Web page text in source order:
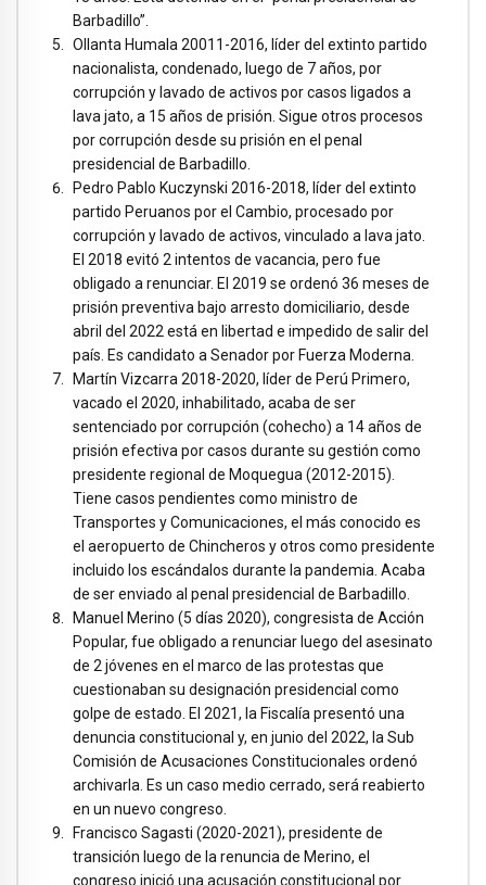
Barbadillo”.
Ollanta Humala 20011-2016, líder del extinto partido
nacionalista, condenado, luego de 7 años, por
corrupción y lavado de activos por casos ligados a
lava jato, a 15 años de prisión. Sigue otros procesos
por corrupción desde su prisión en el penal
presidencial de Barbadillo.
Pedro Pablo Kuczynski 2016-2018, líder del extinto
partido Peruanos por el Cambio, procesado por
corrupción y lavado de activos, vinculado a lava jato.
El 2018 evitó 2 intentos de vacancia, pero fue
obligado a renunciar. El 2019 se ordenó 36 meses de
prisión preventiva bajo arresto domiciliario, desde
abril del 2022 está en libertad e impedido de salir del
país. Es candidato a Senador por Fuerza Moderna.
Martín Vizcarra 2018-2020, líder de Perú Primero,
vacado el 2020, inhabilitado, acaba de ser
sentenciado por corrupción (cohecho) a 14 años de
prisión efectiva por casos durante su gestión como
presidente regional de Moquegua (2012-2015).
Tiene casos pendientes como ministro de
Transportes y Comunicaciones, el más conocido es
el aeropuerto de Chincheros y otros como presidente
incluido los escándalos durante la pandemia. Acaba
de ser enviado al penal presidencial de Barbadillo.
Manuel Merino (5 días 2020), congresista de Acción
Popular, fue obligado a renunciar luego del asesinato
de 2 jóvenes en el marco de las protestas que
cuestionaban su designación presidencial como
golpe de estado. El 2021, la Fiscalía presentó una
denuncia constitucional y, en junio del 2022, la Sub
Comisión de Acusaciones Constitucionales ordenó
archivarla. Es un caso medio cerrado, será reabierto
en un nuevo congreso.
Francisco Sagasti (2020-2021), presidente de
transición luego de la renuncia de Merino, el
congreso inició una acusación constitucional por